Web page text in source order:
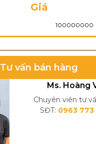
Giá
Tư vấn bán hàng
Ms. Hoàng
Chuyên viên tư
SĐT: 0963 773